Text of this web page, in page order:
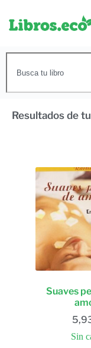
Resultados de
Suaves
Sin